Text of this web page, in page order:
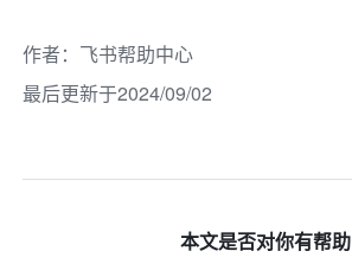
作者： 飞书帮助中心
最后更新于2024/09/02
本文是否对你有帮助